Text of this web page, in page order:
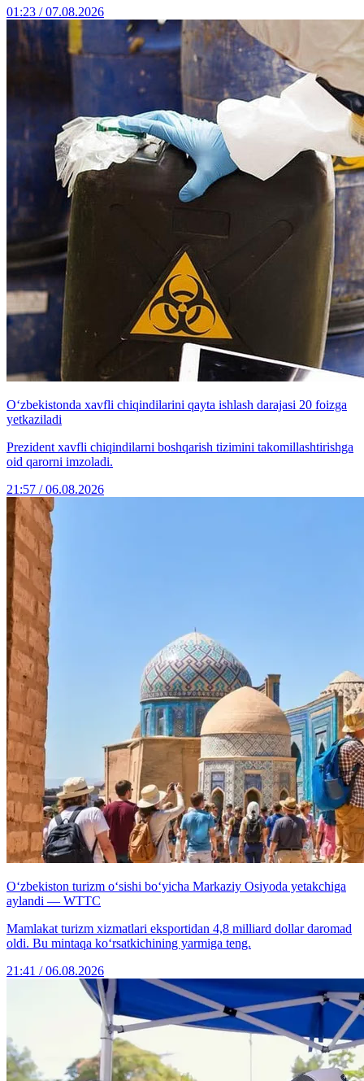
01:23 / 07.08.2026
O‘zbekistonda xavfli chiqindilarini qayta ishlash darajasi 20 foizga
yetkaziladi
Prezident xavfli chiqindilarni boshqarish tizimini takomillashtirishga
oid qarorni imzoladi.
21:57 / 06.08.2026
O‘zbekiston turizm o‘sishi bo‘yicha Markaziy Osiyoda yetakchiga
aylandi — WTTC
Mamlakat turizm xizmatlari eksportidan 4,8 milliard dollar daromad
oldi. Bu mintaqa ko‘rsatkichining yarmiga teng.
21:41 / 06.08.2026